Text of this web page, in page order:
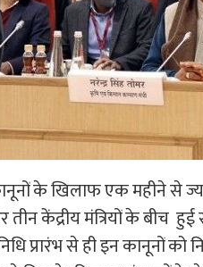
के खिलाफ एक महीने से
केंद्रीय मंत्रियों के बीच हुई
प्रारंभ से ही इन कानूनों